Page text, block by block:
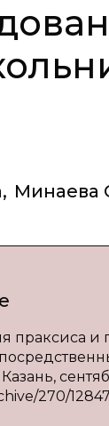
, Минаева
праксиса
270/